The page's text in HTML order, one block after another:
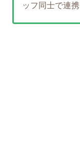
ッフ同士で連